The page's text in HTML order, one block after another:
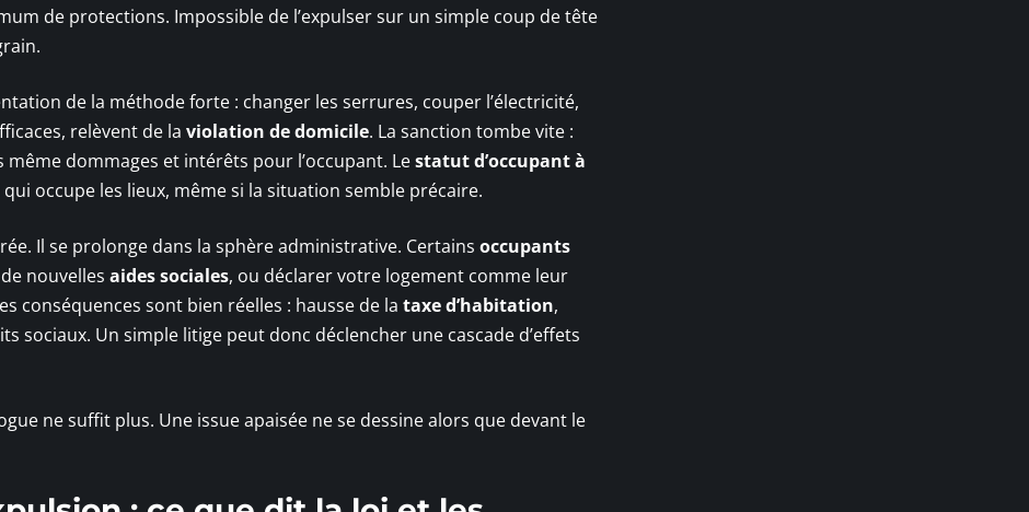
de protections. Impossible de l’expulser sur un simple coup de tête
de la méthode forte : changer les serrures, couper l’électricité,
relèvent de la violation de domicile. La sanction tombe vite :
dommages et intérêts pour l’occupant. Lestatut d’occupant à
occupe les lieux, même si la situation semble précaire.
Il se prolonge dans la sphère administrative. Certains occupants
nouvelles aides sociales, ou déclarer votre logement comme leur
conséquences sont bien réelles : hausse de la taxe d’habitation,
sociaux. Un simple litige peut donc déclencher une cascade d’effets
ne suffit plus. Une issue apaisée ne se dessine alors que devant le